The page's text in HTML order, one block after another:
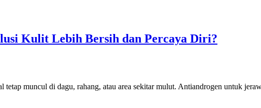
Kulit Lebih Bersih dan Percaya Diri?
muncul di dagu, rahang, atau area sekitar mulut. Antiandrogen untuk